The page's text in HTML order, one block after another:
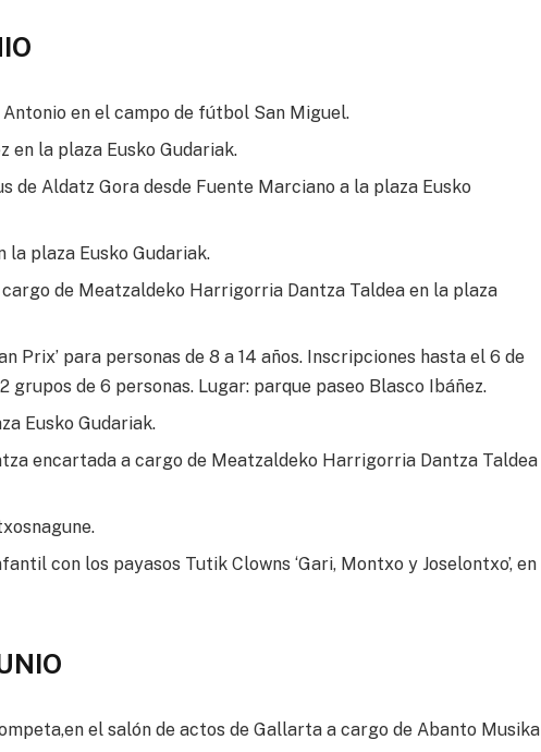
Antonio en el campo de fútbol San Miguel.
en la plaza Eusko Gudariak.
de Aldatz Gora desde Fuente Marciano a la plaza Eusko
la plaza Eusko Gudariak.
de Meatzaldeko Harrigorria Dantza Taldea en la plaza
Prix’ para personas de 8 a 14 años. Inscripciones hasta el 6 de
grupos de 6 personas. Lugar: parque paseo Blasco Ibáñez.
Eusko Gudariak.
encartada a cargo de Meatzaldeko Harrigorria Dantza Taldea
con los payasos Tutik Clowns ‘Gari, Montxo y Joselontxo’, en
el salón de actos de Gallarta a cargo de Abanto Musika